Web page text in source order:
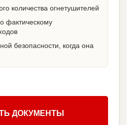
количества огнетушителей
фактическому
безопасности, когда она
ДОКУМЕНТЫ